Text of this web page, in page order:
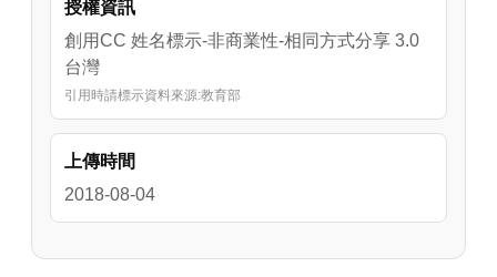
https://creativecommons.org/licenses/by-nc-
sa/4.0/dee.zh_TW
facebook粉絲專頁：
https://www.facebook.com/ComputerScienceT
T/
授權資訊
創用CC 姓名標示-非商業性-相同方式分享 3.0
台灣
引用時請標示資料來源:教育部
上傳時間
2018-08-04